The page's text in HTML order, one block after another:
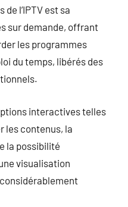
de l’IPTV est sa
sur demande, offrant
les programmes
du temps, libérés des
interactives telles
les contenus, la
la possibilité
visualisation